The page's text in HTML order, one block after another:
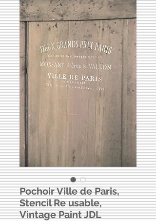
Pochoir Ville de Paris,
Stencil Re usable,
Vintage Paint JDL